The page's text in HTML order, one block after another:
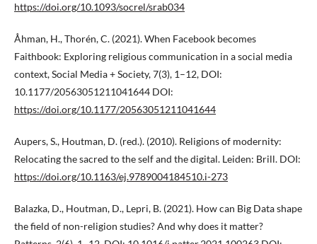
https://doi.org/10.1093/socrel/srab034
Åhman, H., Thorén, C. (2021). When Facebook becomes
Faithbook: Exploring religious communication in a social media
context, Social Media + Society, 7(3), 1–12, DOI:
10.1177/20563051211041644 DOI:
https://doi.org/10.1177/20563051211041644
Aupers, S., Houtman, D. (red.). (2010). Religions of modernity:
Relocating the sacred to the self and the digital. Leiden: Brill. DOI:
https://doi.org/10.1163/ej.9789004184510.i-273
Balazka, D., Houtman, D., Lepri, B. (2021). How can Big Data shape
the field of non-religion studies? And why does it matter?